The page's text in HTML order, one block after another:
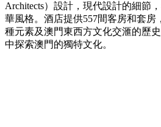
Architects）設計，現代設計的細節
華風格。酒店提供557間客房和套房
種元素及澳門東西方文化交滙的歷
中探索澳門的獨特文化。